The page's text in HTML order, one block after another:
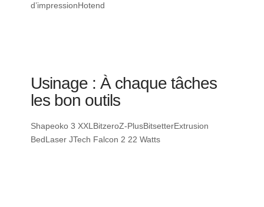
d’impressionHotend
Usinage : À chaque tâches
les bon outils
Shapeoko 3 XXLBitzeroZ-PlusBitsetterExtrusion
BedLaser JTech Falcon 2 22 Watts